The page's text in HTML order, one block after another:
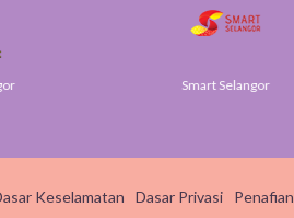
Smart Selangor
Keselamatan Dasar Privasi Penafian